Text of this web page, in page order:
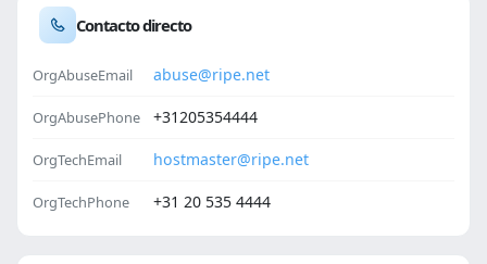
Contacto directo
OrgAbuseEmail abuse@ripe.net
OrgAbusePhone +31205354444
OrgTechEmail hostmaster@ripe.net
OrgTechPhone +31 20 535 4444